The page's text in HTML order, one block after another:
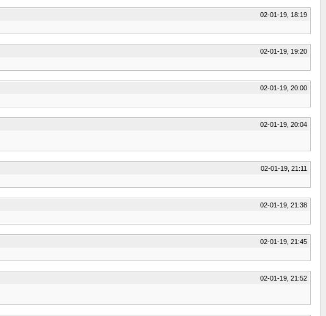
02-01-19, 18:19
02-01-19, 19:20
02-01-19, 20:00
02-01-19, 20:04
02-01-19, 21:11
02-01-19, 21:38
02-01-19, 21:45
02-01-19, 21:52